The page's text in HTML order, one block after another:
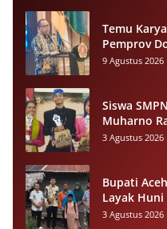
Temu
Pemprov
Ekonomi
9 Agustus 2026
Siswa
Muharno
dan Remaja
3 Agustus 2026
Bupati
Layak
Masuk
3 Agustus 2026